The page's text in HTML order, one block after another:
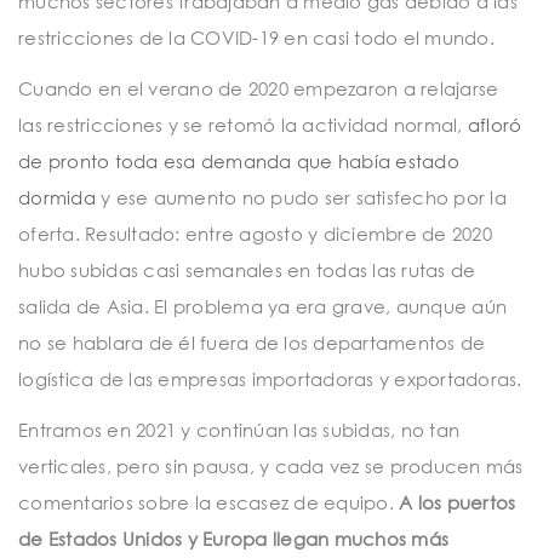
restricciones de la COVID-19 en casi todo el mundo.
Cuando en el verano de 2020 empezaron a relajarse
las restricciones y se retomó la actividad normal, afloró
de pronto toda esa demanda que había estado
dormida y ese aumento no pudo ser satisfecho por la
oferta. Resultado: entre agosto y diciembre de 2020
hubo subidas casi semanales en todas las rutas de
salida de Asia. El problema ya era grave, aunque aún
no se hablara de él fuera de los departamentos de
logística de las empresas importadoras y exportadoras.
Entramos en 2021 y continúan las subidas, no tan
verticales, pero sin pausa, y cada vez se producen más
comentarios sobre la escasez de equipo.
A los puertos
de Estados Unidos y Europa llegan muchos más